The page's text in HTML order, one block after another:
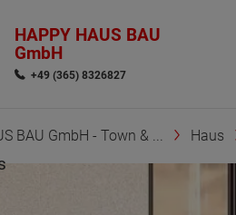
HAPPY HAUS BAU
GmbH
+49 (365) 8326827
BAU GmbH - Town & ... Haus